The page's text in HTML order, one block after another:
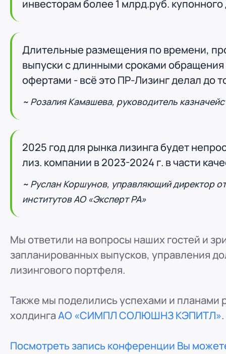
ООО "ПР-Лизинг"
8 (800) 250-25-31 (вн. 153)
ООО "ПР-Лизинг"
РоссияОмск
8 (800) 250-25-31 (вн. 153) mail@pr-liz.ru8
ООО "ПР-Лизинг"
Россия
8 (800) 250-25-31 (вн. 153)
инвесторам более 1 млрд.руб.
Длительные размещения по времени,
выпуски с длинными сроками
офертами - всё это ПР-Лизинг делал до
Розалия Камашева, руководитель
2025 год для рынка лизинга будет
лиз. компании в 2023-2024 г. в части
Руслан Коршунов, управляющий директор
институтов АО «Эксперт РА»
Мы ответили на вопросы наших гостей и
запланированных выпусков, управления
лизингового портфеля.
Также мы поделились успехами и планами
холдингаАО «СИМПЛ СОЛЮШНЗ КЭПИТЛ».
Посмотреть запись конференции Вы